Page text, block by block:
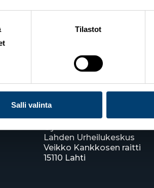
Tilastot
Salli valinta
Suomen Hiihtoliitto c/o
Oy
Lahden Urheilukeskus
Veikko Kankkosen raitti
15110 Lahti